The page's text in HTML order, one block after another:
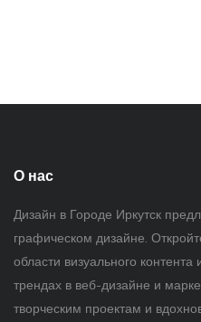
О нас
Дизайн в Городе Иркутск
графическом дизайне.
области визуального
трендах в веб-дизайне и
творческим проектам и